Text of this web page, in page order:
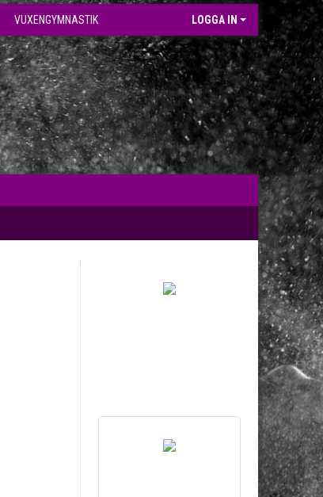
VUXENGYMNASTIK LOGGA IN